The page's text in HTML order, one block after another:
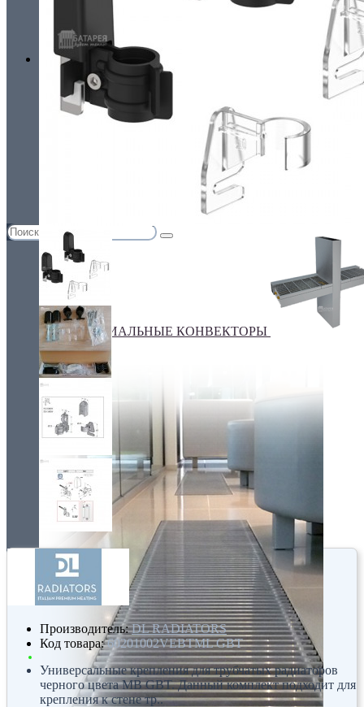
Украина, г.Киев. ул. Кирилловская,160А
грн. Валюта
€ Euro
Українська
НАСТЕННЫЕ КОНВЕКТОРЫ
ПЛИНТУСНЫЕ КОНВЕКТОРЫ
СПЕЦИАЛЬНЫЕ КОНВЕКТОРЫ
Производитель:DL RADIATORS
Код товара:60201002VEBTML GBT
Универсальные крепления для трубчатых радиаторов
черного цвета MB GBT. Данный комплект подходит для
крепления к стене тр..